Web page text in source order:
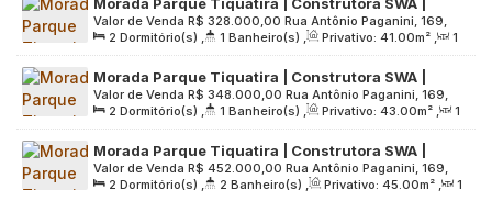
2094.00 m²
Morada Parque Tiquatira | Construtora SWA |
Lançamento | 41 metros | 02 dormitórios | com
varanda | sem vaga
R$ 328.000,00
Valor de Venda
Rua Antônio Paganini, 169,
Zona Leste, 03732-140, Chácara Cruzeiro do Sul, São Paulo,
São Paulo, Brasil
2 Dormitório(s) , 1 Banheiro(s) , Privativo: 41.00m² ,
1
Sala(s) , Útil: 41.00m² , Terreno: 4761.00m²
Morada Parque Tiquatira | Construtora SWA |
Lançamento | 43 metros | 02 dormitórios | com
varanda | sem vaga
R$ 348.000,00
Valor de Venda
Rua Antônio Paganini, 169,
Zona Leste, 03732-140, Chácara Cruzeiro do Sul, São Paulo,
São Paulo, Brasil
2 Dormitório(s) , 1 Banheiro(s) , Privativo: 43.00m² ,
1
Sala(s) , Útil: 43.00m² , Terreno: 4761.00m²
Morada Parque Tiquatira | Construtora SWA |
Lançamento | 45 metros | 02 dormitórios | suíte |
varanda | 01 vaga
R$ 452.000,00
Valor de Venda
Rua Antônio Paganini, 169,
Zona Leste, 03732-140, Chácara Cruzeiro do Sul, São Paulo,
2 Dormitório(s) , 2 Banheiro(s) , Privativo: 45.00m² ,
1